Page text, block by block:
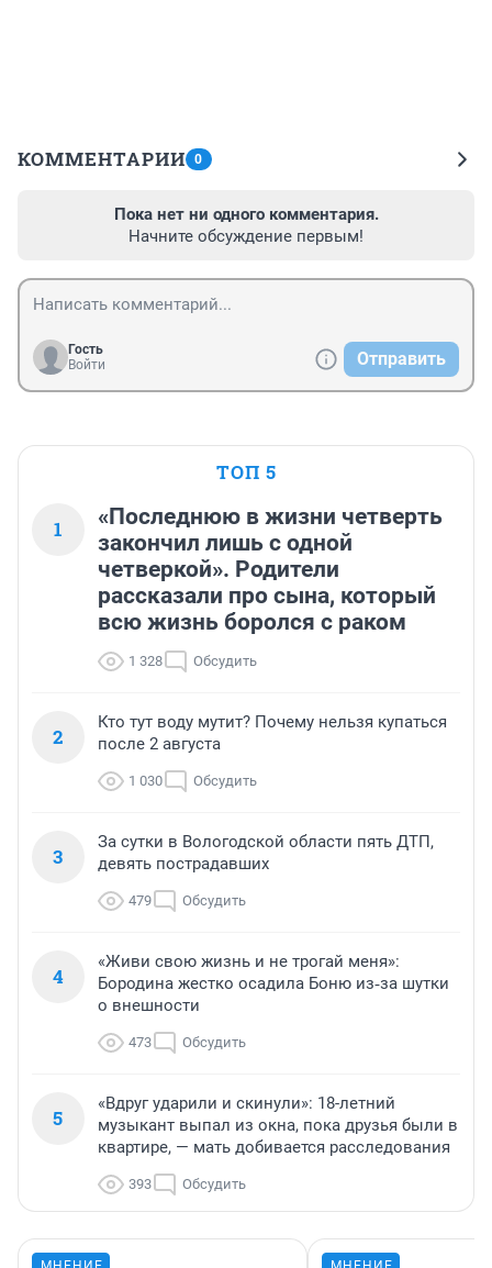
КОММЕНТАРИИ 0
Пока нет ни одного комментария.
Начните обсуждение первым!
Гость
Войти
Отправить
ТОП 5
1
«Последнюю в жизни четверть
закончил лишь с одной
четверкой». Родители
рассказали про сына, который
всю жизнь боролся с раком
1 328 Обсудить
2
Кто тут воду мутит? Почему нельзя купаться
после 2 августа
1 030 Обсудить
3
За сутки в Вологодской области пять ДТП,
девять пострадавших
479 Обсудить
4
«Живи свою жизнь и не трогай меня»:
Бородина жестко осадила Боню из‑за шутки
о внешности
473 Обсудить
5
«Вдруг ударили и скинули»: 18-летний
музыкант выпал из окна, пока друзья были в
квартире, — мать добивается расследования
393 Обсудить